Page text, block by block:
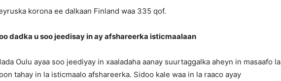
korona ee dalkaan Finland waa 335 qof.
dadka u soo jeedisay in ay afshareerka isticmaalaan
Oulu ayaa soo jeediyay in xaaladaha aanay suurtaggalka aheyn in masaafo la
tahay in la isticmaalo afshareerka. Sidoo kale waa in la raaco ayay